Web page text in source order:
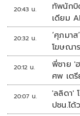
20:43 น.
ทัพนักบิ
เดียม
20:32 น.
‘ศุภมา
โฆษณา
20:12 น.
พี่ชาย '
ศพ เต
20:07 น.
'ลลิดา'
ปชน.ได้